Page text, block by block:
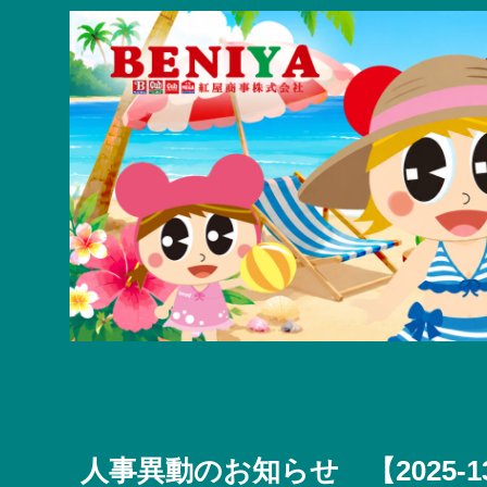
人事異動のお知らせ 【2025-